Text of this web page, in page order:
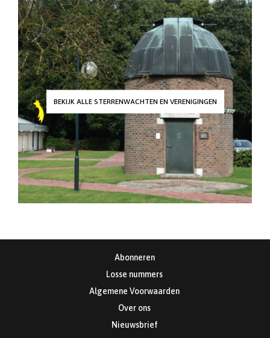
BEKIJK ALLE STERRENWACHTEN EN VERENIGINGEN
Abonneren
Losse nummers
Algemene Voorwaarden
Over ons
Nieuwsbrief